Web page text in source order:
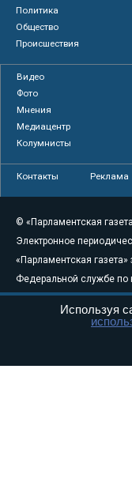
Политика
Общество
Происшествия
Видео
Фото
Мнения
Медиацентр
Колумнисты
Контакты Реклама
© «Парламентская
Электронное
«Парламентская газета»
Федеральной службе по
связи, информационных
массовых
Свидетельство о
Используя